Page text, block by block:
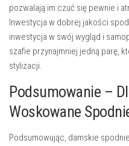
pozwalają im czuć się pewnie i
Inwestycja w dobrej jakości
inwestycja w swój wygląd i
szafie przynajmniej jedną parę,
stylizacji.
Podsumowanie –
Woskowane
Podsumowując, damskie